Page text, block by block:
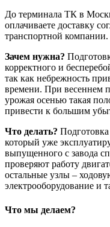
До терминала ТК в
оплачиваете доставку
транспортной компании.
Зачем нужна?
корректного и
так как небрежность
времени. При весеннем
урожая осенью такая
привести к большим
Что делать? Подготовка
который уже
выпущенного с завода
проверяют работу
остальные узлы –
электрооборудование и
Что мы делаем?